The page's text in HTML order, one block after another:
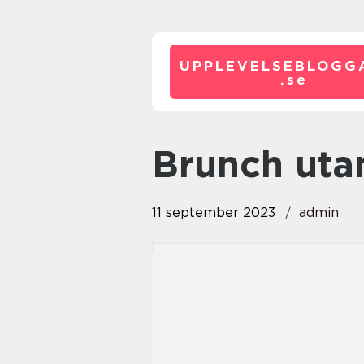
. se
brunch
11 september 2023 admin